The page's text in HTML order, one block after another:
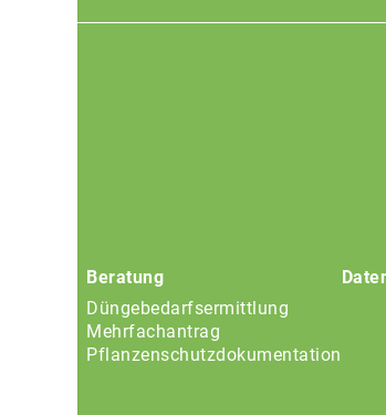
Beratung
Düngebedarfsermittlung
Mehrfachantrag
Pflanzenschutzdokumentation